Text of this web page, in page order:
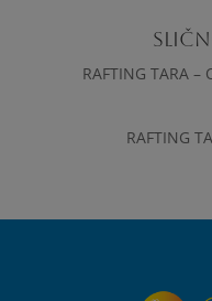
RAFTING TARA –
RAFTING